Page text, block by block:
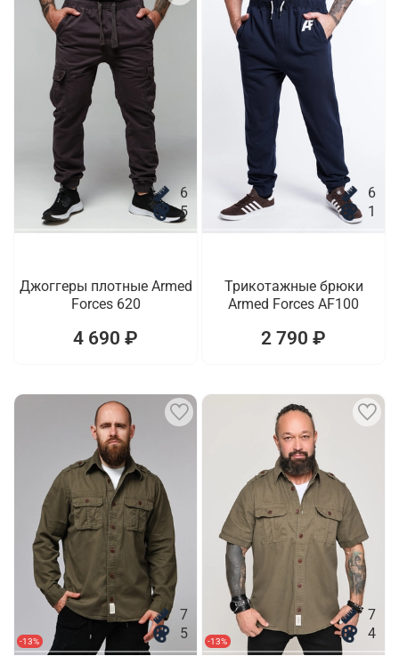
6
5
Джоггеры плотные Armed
Forces 620
4 690 ₽
6
1
Трикотажные брюки
Armed Forces AF100
2 790 ₽
-13%
7
5
-13%
7
4